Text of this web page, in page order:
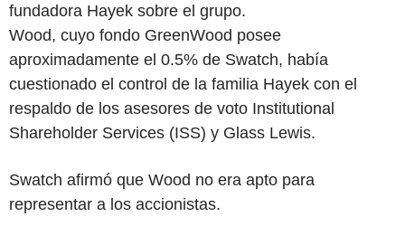
fundadora Hayek sobre el grupo.
Wood, cuyo fondo GreenWood posee
aproximadamente el 0.5% de Swatch, había
cuestionado el control de la familia Hayek con el
respaldo de los asesores de voto Institutional
Shareholder Services (ISS) y Glass Lewis.
Swatch afirmó que Wood no era apto para
representar a los accionistas.